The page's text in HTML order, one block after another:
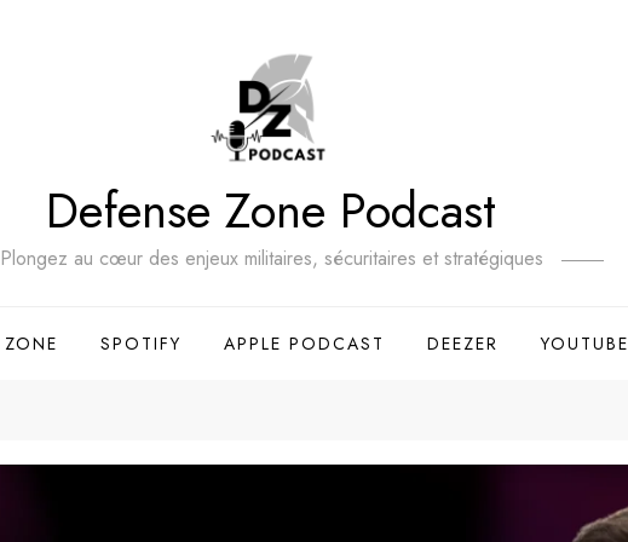
Defense Zone Podcast
Plongez au cœur des enjeux militaires, sécuritaires et stratégiques
SPOTIFY APPLE PODCAST DEEZER YOUTUBE